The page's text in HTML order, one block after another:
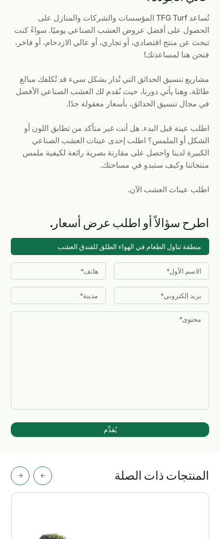
تُساعد TFG Turf المؤسسات والشركات والمنازل على
الحصول على أفضل عروض العشب الصناعي يوميًا. سواءً كنت
تبحث عن منتج اقتصادي، أو تجاري، أو عالي الازدحام، أو فاخر،
فنحن هنا لمساعدتك!
مشاريع تنسيق الحدائق التي تُدار بشكل سيء قد تُكلفك مبالغ
طائلة. وهنا يأتي دورنا، حيث نُقدم لك العشب الصناعي الأفضل
في مجال تنسيق الحدائق، بأسعار معقولة جدًا.
اطلب عينة قبل البدء. هل أنت غير متأكد من تطابق اللون أو
الشكل أو الملمس؟ اطلب إحدى عينات العشب الصناعي
الكبيرة لدينا واحصل على مقارنة بصرية رائعة لكيفية ملمس
منتجاتنا وكيف ستبدو في مساحتك.
اطلب عينات العشب الآن.
اطرح سؤالاً أو اطلب عرض أسعار.
يُقدِّم
المنتجات ذات الصلة